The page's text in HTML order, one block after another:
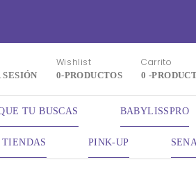
Wishlist
0-PRODUCTOS
Carrito
0 -
TU BUSCAS BABYLISSPRO
PINK-UP